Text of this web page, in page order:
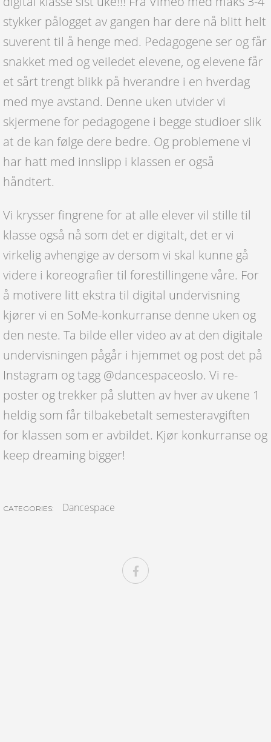
stykker pålogget av gangen har dere nå blitt helt
suverent til å henge med. Pedagogene ser og får
snakket med og veiledet elevene, og elevene får
et sårt trengt blikk på hverandre i en hverdag
med mye avstand. Denne uken utvider vi
skjermene for pedagogene i begge studioer slik
at de kan følge dere bedre. Og problemene vi
har hatt med innslipp i klassen er også
håndtert.
Vi krysser fingrene for at alle elever vil stille til
klasse også nå som det er digitalt, det er vi
virkelig avhengige av dersom vi skal kunne gå
videre i koreografier til forestillingene våre. For
å motivere litt ekstra til digital undervisning
kjører vi en SoMe-konkurranse denne uken og
den neste. Ta bilde eller video av at den digitale
undervisningen pågår i hjemmet og post det på
Instagram og tagg @dancespaceoslo. Vi re-
poster og trekker på slutten av hver av ukene 1
heldig som får tilbakebetalt semesteravgiften
for klassen som er avbildet. Kjør konkurranse og
keep dreaming bigger!
CATEGORIES: Dancespace